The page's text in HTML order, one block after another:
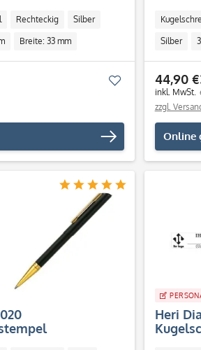
Rechteckig Silber
Breite: 33 mm
Merken
Silber
Individuell
44,90 €
inkl. MwSt.
zzgl.
Online
Heri